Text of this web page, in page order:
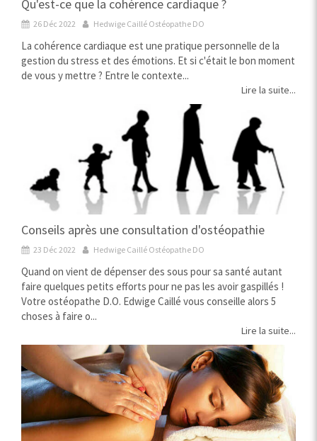
Qu'est-ce que la cohérence cardiaque ?
26 Déc 2022 Hedwige Caillé Ostéopathe DO
La cohérence cardiaque est une pratique personnelle de la
gestion du stress et des émotions. Et si c'était le bon moment
de vous y mettre ? Entre le contexte...
Lire la suite...
Conseils après une consultation d'ostéopathie
23 Déc 2022 Hedwige Caillé Ostéopathe DO
Quand on vient de dépenser des sous pour sa santé autant
faire quelques petits efforts pour ne pas les avoir gaspillés !
Votre ostéopathe D.O. Edwige Caillé vous conseille alors 5
choses à faire o...
Lire la suite...